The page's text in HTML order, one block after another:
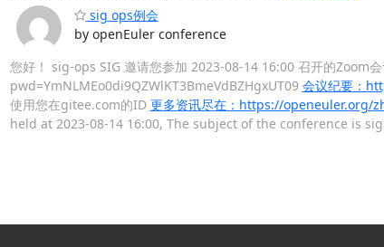
sig ops例会
by openEuler conference
您好！ sig-ops SIG 邀请您参加 2023-08-14 16:00 召开的
pwd=YmNLMEo0di9QZWlKT3BmeVdBZHgxUT09 会议纪要：
使用您在gitee.com的ID 更多资讯尽在：https://openeuler.org/
held at 2023-08-14 16:00, The subject of the conference is